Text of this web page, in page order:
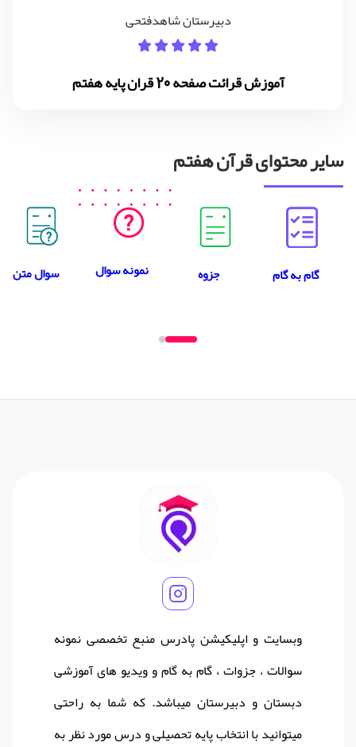
دبیرستان شاهدفتحی
آموزش قرائت صفحه 20 قران پایه هفتم
سایر محتوای قرآن هفتم
گام به گام جزوه نمونه سوال سوال متن
وبسایت و اپلیکیشن پادرس منبع تخصصی نمونه
سوالات ، جزوات ، گام به گام و ویدیو های آموزشی
دبستان و دبیرستان میباشد. که شما به راحتی
میتوانید با انتخاب پایه تحصیلی و درس مورد نظر به